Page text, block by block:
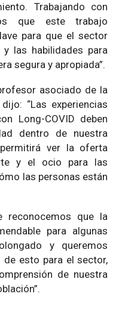
Trabajando con
que este trabajo
para que el sector
las habilidades para
segura y apropiada”.
asociado de la
“Las experiencias
Long-COVID deben
dentro de nuestra
ver la oferta
y el ocio para las
las personas están
reconocemos que la
para algunas
y queremos
de esto para el sector,
de nuestra